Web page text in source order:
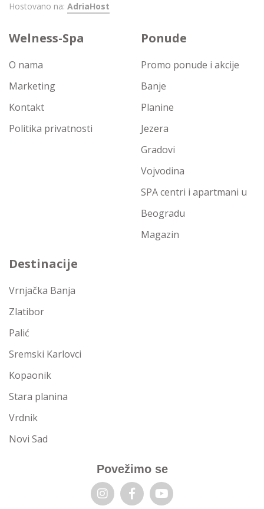
Hostovano na: AdriaHost
Welness-Spa
O nama
Marketing
Kontakt
Politika privatnosti
Ponude
Promo ponude i akcije
Banje
Planine
Jezera
Gradovi
Vojvodina
SPA centri i apartmani u
Beogradu
Magazin
Destinacije
Vrnjačka Banja
Zlatibor
Palić
Sremski Karlovci
Kopaonik
Stara planina
Vrdnik
Novi Sad
Povežimo se